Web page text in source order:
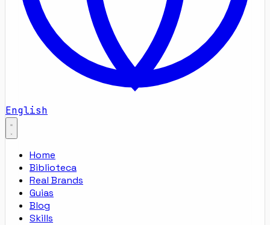
English
Home
Biblioteca
Real Brands
Guias
Blog
Skills